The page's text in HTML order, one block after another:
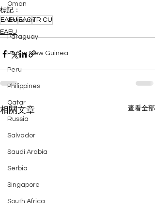
Oman
Pakistan
Paraguay
Papua New Guinea
Peru
Philippines
Qatar
Russia
Salvador
Saudi Arabia
Serbia
Singapore
South Africa
標記：
EAEUEACTR CU
EAEU
相關文章 查看全部